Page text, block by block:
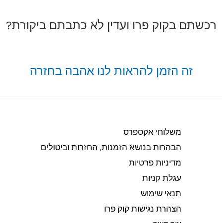
רכשתם בקוק פרו ועדין לא כתבתם ביקורת?
זה הזמן להראות לנו אהבה בחזרה
משלוחי אקספרס
הבהרות בנושא הזמנות, החזרות וביטולים​
מדיניות פרטיות
עגלת קניות
תנאי שימוש
הצהרת נגישות קוק פרו